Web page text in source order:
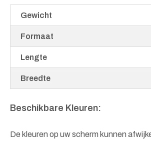
Gewicht
Formaat
Lengte
Breedte
Beschikbare Kleuren:
De kleuren op uw scherm kunnen